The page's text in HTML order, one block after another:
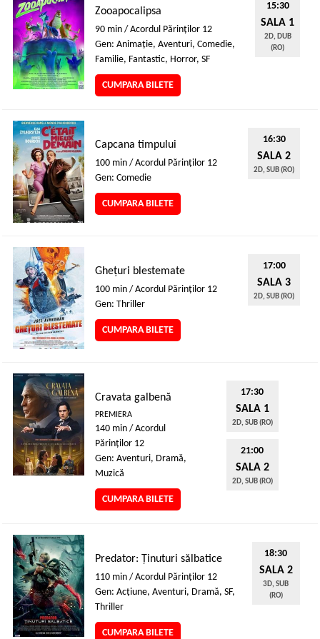
Zooapocalipsa
90 min / Acordul Părinţilor 12
Gen: Animaţie, Aventuri, Comedie,
Familie, Fantastic, Horror, SF
CUMPARA BILETE
15:30
SALA 1
2D, DUB
(RO)
Capcana timpului
100 min / Acordul Părinţilor 12
Gen: Comedie
CUMPARA BILETE
16:30
SALA 2
2D, SUB (RO)
Ghețuri blestemate
100 min / Acordul Părinţilor 12
Gen: Thriller
CUMPARA BILETE
17:00
SALA 3
2D, SUB (RO)
Cravata galbenă
PREMIERA
140 min / Acordul
Părinţilor 12
Gen: Aventuri, Dramă,
Muzică
CUMPARA BILETE
17:30
SALA 1
2D, SUB (RO)
21:00
SALA 2
2D, SUB (RO)
Predator: Ținuturi sălbatice
110 min / Acordul Părinţilor 12
Gen: Acţiune, Aventuri, Dramă, SF,
Thriller
CUMPARA BILETE
18:30
SALA 2
3D, SUB
(RO)